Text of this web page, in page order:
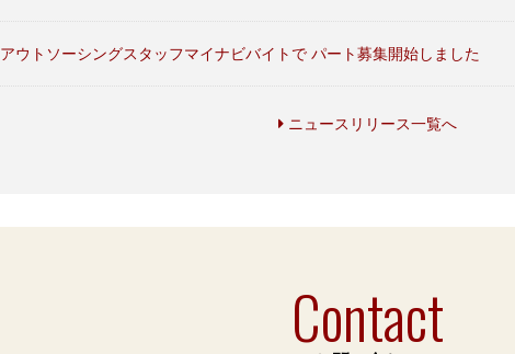
アウトソーシングスタッフマイナビバイトで パート募集開始しました
ニュースリリース一覧へ
Contact